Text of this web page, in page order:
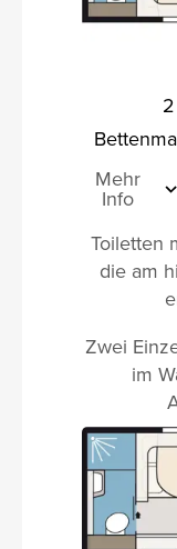
Mehr
Info
Toiletten
die am
Zwei
im